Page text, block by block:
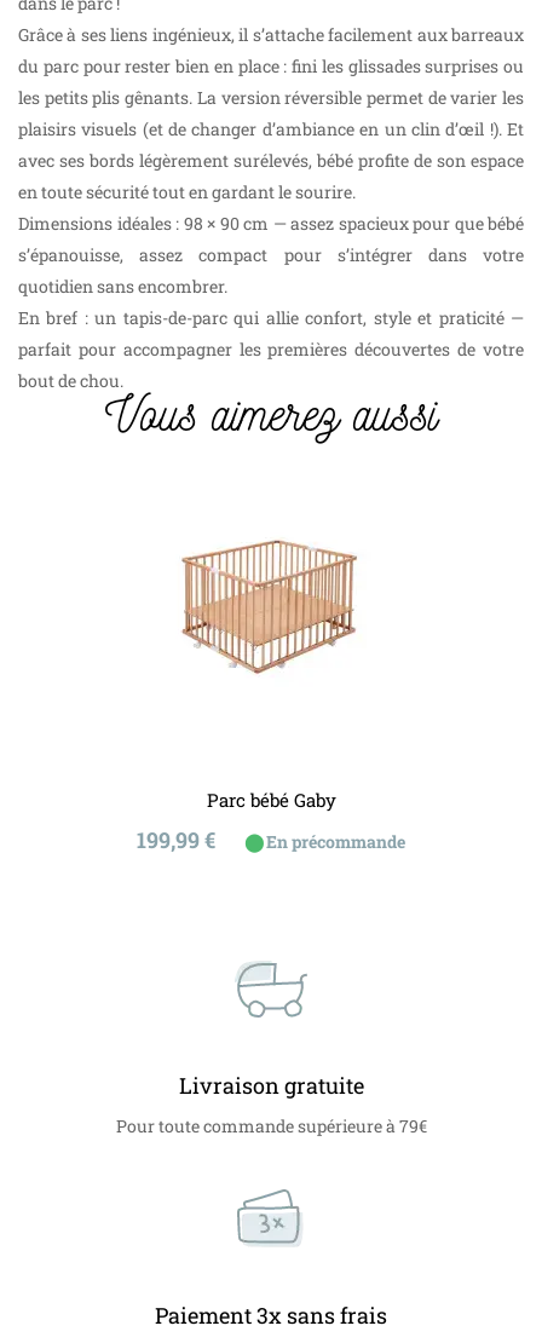
Grâce à ses liens ingénieux, il s’attache facilement aux barreaux
du parc pour rester bien en place : fini les glissades surprises ou
les petits plis gênants. La version réversible permet de varier les
plaisirs visuels (et de changer d’ambiance en un clin d’œil !). Et
avec ses bords légèrement surélevés, bébé profite de son espace
en toute sécurité tout en gardant le sourire.
Dimensions idéales : 98 × 90 cm — assez spacieux pour que bébé
s’épanouisse, assez compact pour s’intégrer dans votre
quotidien sans encombrer.
En bref : un tapis-de-parc qui allie confort, style et praticité —
parfait pour accompagner les premières découvertes de votre
bout de chou.
Vous aimerez aussi
Parc bébé Gaby
Prix
199,99 € ⬤En précommande
Livraison gratuite
Pour toute commande supérieure à 79€
Paiement 3x sans frais